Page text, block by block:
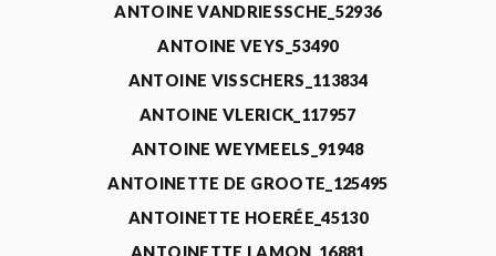
ANTOINE VANDRIESSCHE_52936
ANTOINE VEYS_53490
ANTOINE VISSCHERS_113834
ANTOINE VLERICK_117957
ANTOINE WEYMEELS_91948
ANTOINETTE DE GROOTE_125495
ANTOINETTE HOERÉE_45130
ANTOINETTE LAMON_16881